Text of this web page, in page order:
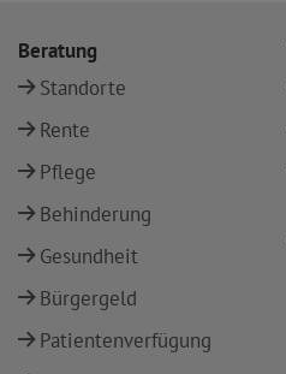
Beratung
Standorte
Rente
Pflege
Behinderung
Gesundheit
Bürgergeld
Patientenverfügung